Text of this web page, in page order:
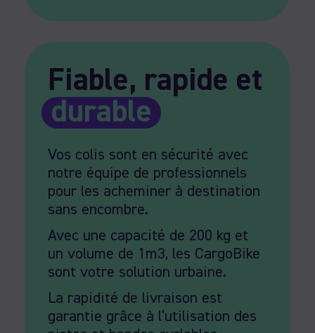
Fiable, rapide et
durable
Vos colis sont en sécurité avec
notre équipe de professionnels
pour les acheminer à destination
sans encombre.
Avec une capacité de 200 kg et
un volume de 1m3, les CargoBike
sont votre solution urbaine.
La rapidité de livraison est
garantie grâce à l’utilisation des